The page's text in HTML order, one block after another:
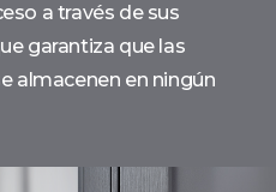
a través de sus
garantiza que las
almacenen en ningún